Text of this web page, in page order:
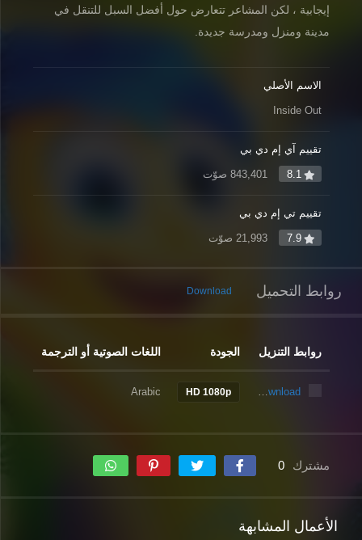
إيجابية ، لكن المشاعر تتعارض حول أفضل السبل للتنقل في
مدينة ومنزل ومدرسة جديدة.
الاسم الأصلي
Inside Out
تقييم آي إم دي بي
8.1
تقييم تي إم دي بي
7.9
روابط التحميل Download
روابط التنزيل الجودة اللغات الصوتية أو الترجمة
Download
HD 1080p
Arabic
مشترك 0
الأعمال المشابهة